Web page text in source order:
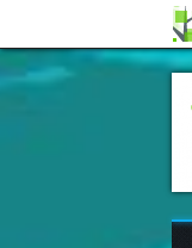
Aller au contenu principal
Panneau de gestion des